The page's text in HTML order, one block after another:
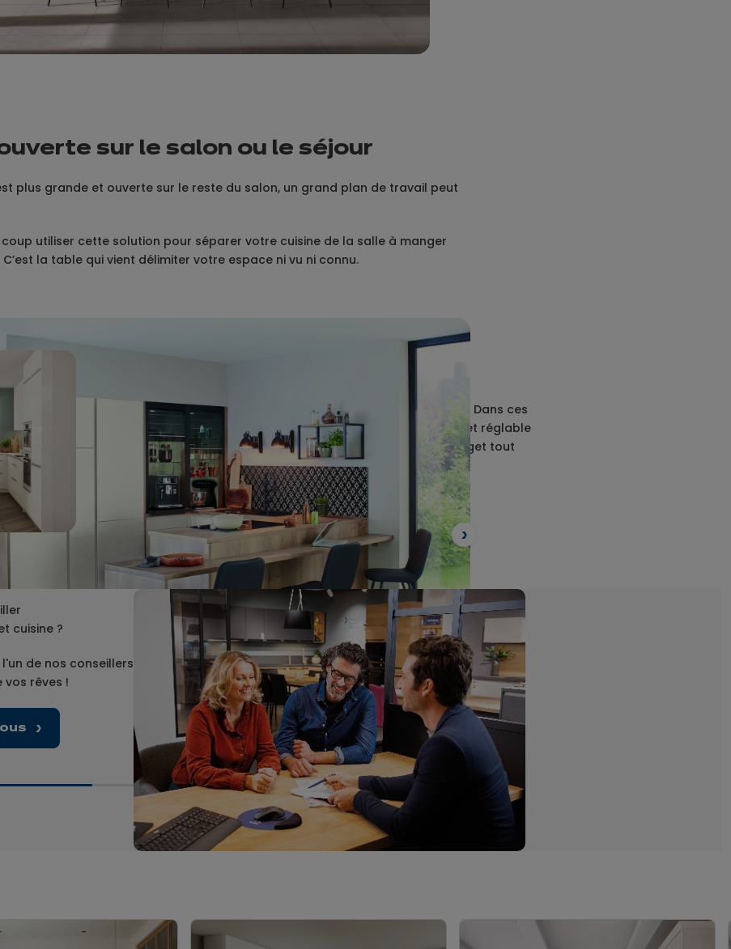
sur le salon ou le séjour
plus grande et ouverte sur le reste du salon, un grand plan de travail peut
utiliser cette solution pour séparer votre cuisine de la salle à manger
la table qui vient délimiter votre espace ni vu ni connu.
Suivant
Maîtriser un espace exigu nécessite d’en exploiter chaque recoin. Dans ces
réalisations le plan de travail est prolongé et grâce à un tabouret réglable
vous pouvez vous restaurer dans un espace mini et pour un budget tout
cuisine ?
de nos conseillers
vos rêves !